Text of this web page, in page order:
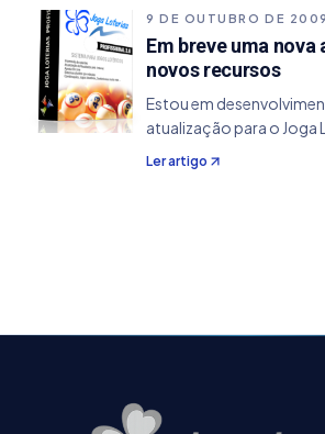
automaticamente à
programa, no menu…
9 DE OUTUBRO DE 2009
Em breve uma
novos recursos
Estou em
atualização para o Joga
Profissional, no qual
alguns recursos extras:
Ler artigo